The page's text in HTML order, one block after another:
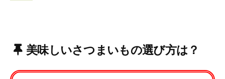
美味しいさつまいもの選び方は？